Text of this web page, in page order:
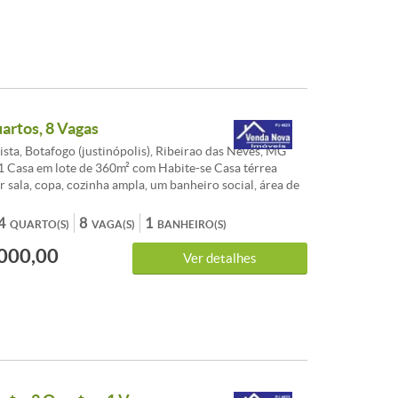
8 Vagas
Botafogo (justinópolis), Ribeirao das Neves, MG
Casa em lote de 360m² com Habite-se Casa térrea
sala, copa, cozinha ampla, um banheiro social, área de
varanda colonial, privacidade total. Rua asfaltada
e fácil locomoção, próximo da estação do
Documentação apta para financiamento Habite-
como parte de pagamento. Agende sua visita com
QUARTO(S) VAGA(S)
8 BANHEIRO(S)
1
Ver detalhes